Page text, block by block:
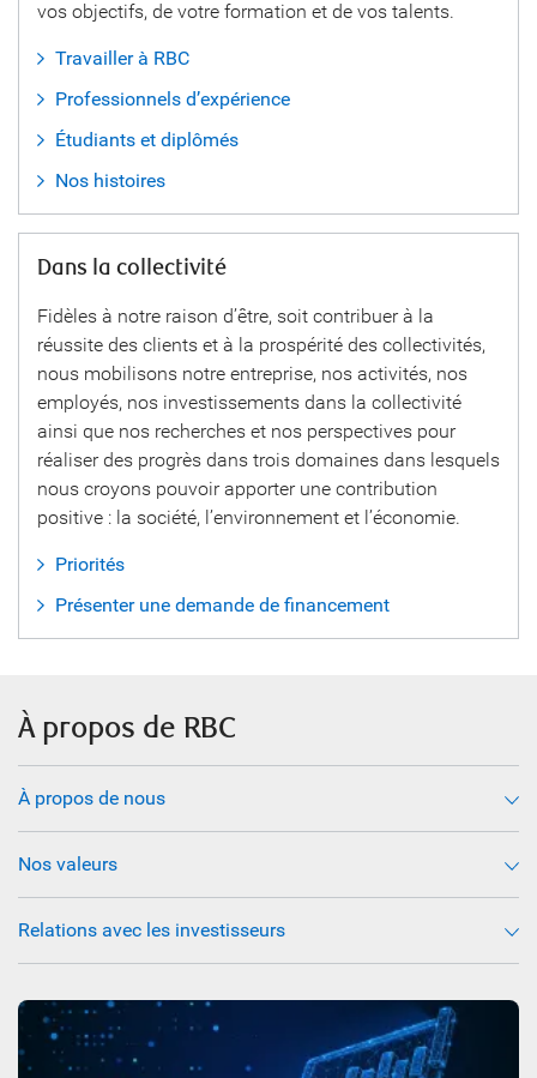
vos objectifs, de votre formation et de vos talents.
Travailler à RBC
Professionnels d’expérience
Étudiants et diplômés
Nos histoires
Dans la collectivité
Fidèles à notre raison d’être, soit contribuer à la
réussite des clients et à la prospérité des collectivités,
nous mobilisons notre entreprise, nos activités, nos
employés, nos investissements dans la collectivité
ainsi que nos recherches et nos perspectives pour
réaliser des progrès dans trois domaines dans lesquels
nous croyons pouvoir apporter une contribution
positive : la société, l’environnement et l’économie.
Priorités
Présenter une demande de financement
À propos de RBC
À propos de nous
Nos valeurs
Relations avec les investisseurs